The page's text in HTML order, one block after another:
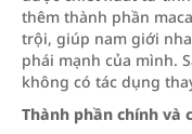
thêm thành phần
trội, giúp nam giới
phái mạnh của mình.
không có tác dụng
Thành phần chính và